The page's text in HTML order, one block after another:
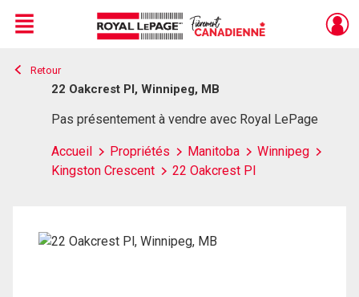
Live
En Direct
Menu
Retour
22 Oakcrest Pl, Winnipeg, MB
Pas présentement à vendre avec Royal LePage
Accueil Propriétés Manitoba
Winnipeg
Kingston Crescent
22 Oakcrest Pl